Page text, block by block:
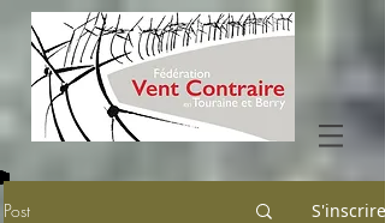
Post S'inscrire